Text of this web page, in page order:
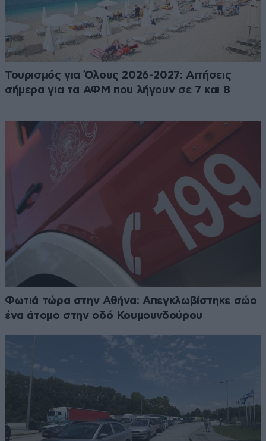
Τουρισμός για Όλους 2026-2027: Αιτήσεις
σήμερα για τα ΑΦΜ που λήγουν σε 7 και 8
Φωτιά τώρα στην Αθήνα: Απεγκλωβίστηκε σώο
ένα άτομο στην οδό Κουμουνδούρου